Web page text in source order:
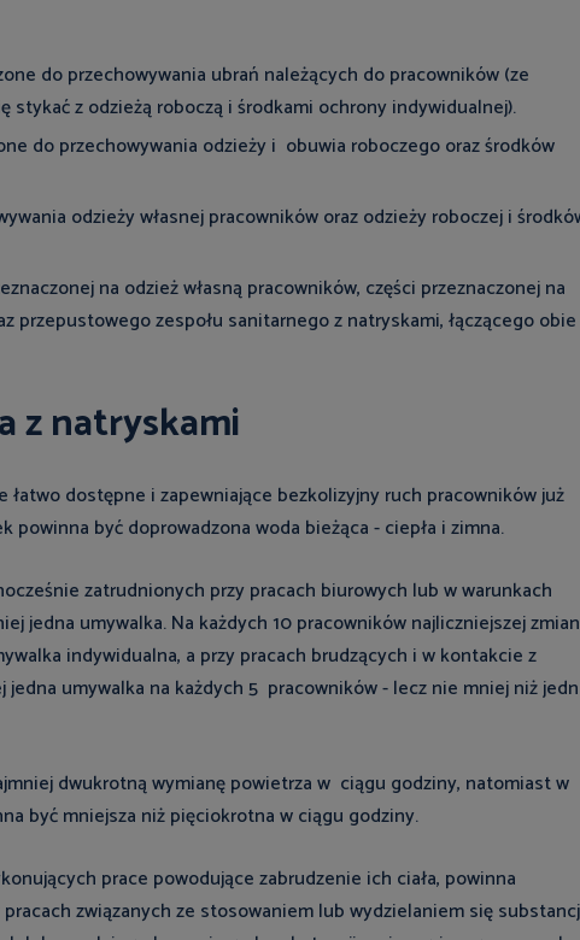
do przechowywania ubrań należących do pracowników (ze
z odzieżą roboczą i środkami ochrony indywidualnej).
do przechowywania odzieży i obuwia roboczego oraz środków
odzieży własnej pracowników oraz odzieży roboczej i
na odzież własną pracowników, części przeznaczonej na
przepustowego zespołu sanitarnego z natryskami, łączącego obie
z natryskami
dostępne i zapewniające bezkolizyjny ruch pracowników już
powinna być doprowadzona woda bieżąca - ciepła i zimna.
zatrudnionych przy pracach biurowych lub w warunkach
jedna umywalka. Na każdych 10 pracowników najliczniejszej
indywidualna, a przy pracach brudzących i w kontakcie z
umywalka na każdych 5 pracowników - lecz nie mniej niż
dwukrotną wymianę powietrza w ciągu godziny, natomiast w
być mniejsza niż pięciokrotna w ciągu godziny.
prace powodujące zabrudzenie ich ciała, powinna
związanych ze stosowaniem lub wydzielaniem się